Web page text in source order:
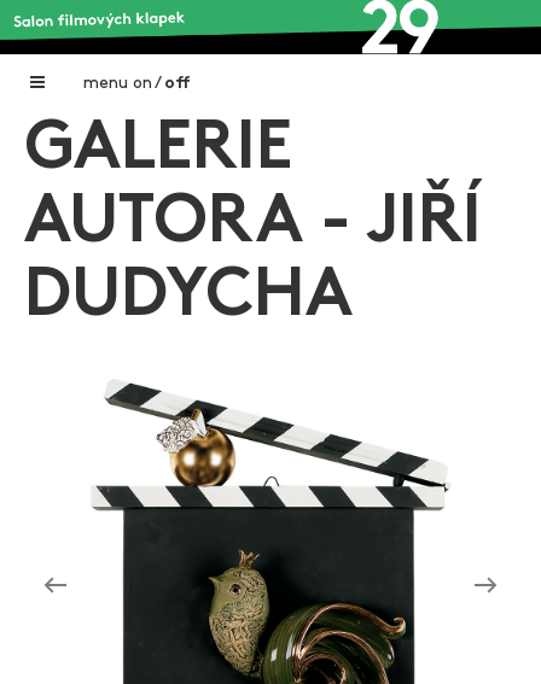
menu on / off
Home
Galerie filmových klapek
Autoři filmových klapek
Aktuální výstavy
Aukce filmových klapek
Aktuality
GALERIE
AUTORA - JIŘÍ
DUDYCHA